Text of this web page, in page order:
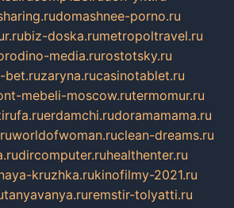
domashnee-porno.ru
biz-doska.rumetropoltravel.ru
media.rurostotsky.ru
bet.ruzaryna.rucasinotablet.ru
mebeli-moscow.rutermomur.ru
erdamchi.rudoramamama.ru
worldofwoman.ruclean-dreams.ru
dircomputer.ruhealthenter.ru
kruzhka.rukinofilmy-2021.ru
tanyavanya.ruremstir-tolyatti.ru